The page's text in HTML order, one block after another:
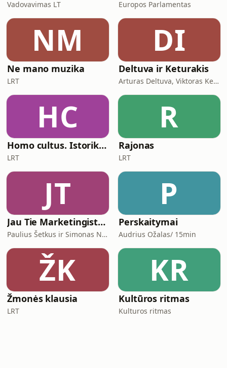
Vadovavimas LT Europos Parlamentas
NM
Ne mano muzika
LRT
DI
Deltuva ir Keturakis
Arturas Deltuva, Viktoras Keturakis
HC
Homo cultus. Istoriko teritorija
LRT
R
Rajonas
LRT
JT
Jau Tie Marketingistai - Skaitmeninės rinkodaros patarimai
Paulius Šetkus ir Simonas Naudžius
P
Perskaitymai
Audrius Ožalas/ 15min
ŽK
Žmonės klausia
LRT
KR
Kultūros ritmas
Kulturos ritmas